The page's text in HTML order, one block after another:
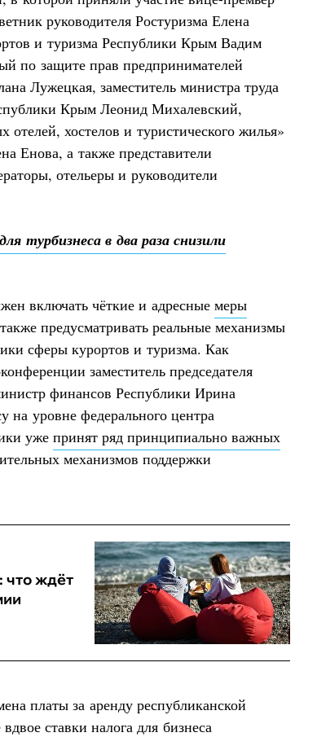
руководителя Ростуризма Елена
и туризма Республики Крым Вадим
по защите прав предпринимателей
Лужецкая, заместитель министра труда
Крым Леонид Михалевский,
отелей, хостелов и туристического жилья»
Енова, а также представители
отельеры и руководители
турбизнеса в два раза снизили
включать чёткие и адресные меры
предусматривать реальные механизмы
сферы курортов и туризма. Как
заместитель председателя
финансов Республики Ирина
уровне федерального центра
уже принят ряд принципиально важных
механизмов поддержки
что ждёт
платы за аренду республиканской
ставки налога для бизнеса